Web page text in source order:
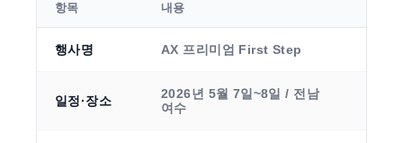
항목 내용
행사명 AX 프리미엄 First Step
일정·장소
2026년 5월 7일~8일 / 전남
여수